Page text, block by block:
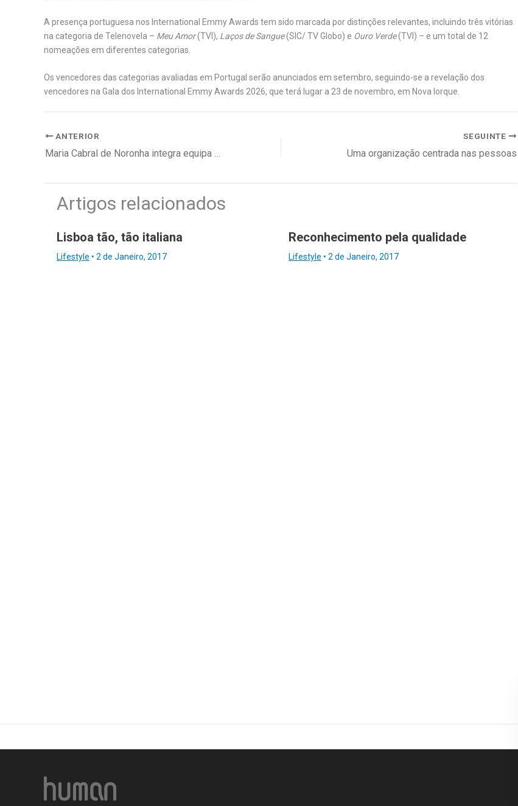
A presença portuguesa nos International Emmy Awards tem sido marcada por distinções relevantes, incluindo três vitórias
na categoria de Telenovela – Meu Amor(TVI), Laços de Sangue(SIC/ TV Globo) e Ouro Verde(TVI) – e um total de 12
nomeações em diferentes categorias.
Os vencedores das categorias avaliadas em Portugal serão anunciados em setembro, seguindo-se a revelação dos
vencedores na Gala dos International Emmy Awards 2026, que terá lugar a 23 de novembro, em Nova Iorque.
ANTERIOR
Maria Cabral de Noronha integra equipa de contencioso da JPAB
SEGUINTE
Uma organização centrada nas pessoas
Artigos relacionados
Lisboa tão, tão italiana
Lifestyle • 2 de Janeiro, 2017
Reconhecimento pela qualidade
Lifestyle • 2 de Janeiro, 2017